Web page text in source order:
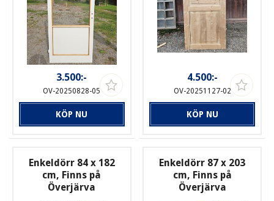
3.500:-
OV-20250828-05
KÖP NU
4.500:-
OV-20251127-02
KÖP NU
Enkeldörr 84 x 182
cm, Finns på
Överjärva
Enkeldörr 87 x 203
cm, Finns på
Överjärva